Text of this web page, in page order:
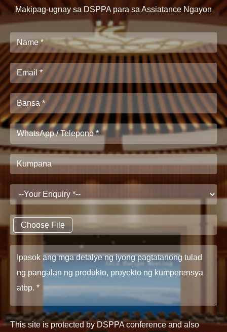
Makipag-ugnay sa DSPPA para sa Assiatance Ngayon
Choose File
This site is protected by DSPPA conference and also